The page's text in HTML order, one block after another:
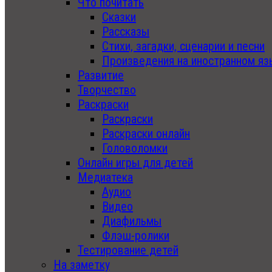
Сказки
Рассказы
Стихи, загадки, сценарии и песни
Произведения на иностранном
Развитие
Творчество
Раскраски
Раскраски
Раскраски онлайн
Головоломки
Онлайн игры для детей
Медиатека
Аудио
Видео
Диафильмы
Флэш-ролики
Тестирование детей
На заметку